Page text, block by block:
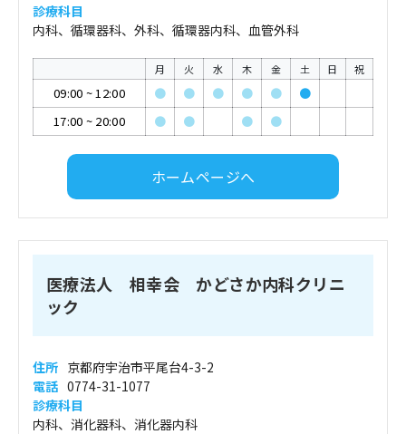
診療科目
内科、循環器科、外科、循環器内科、血管外科
月 火 水 木 金 土 日 祝
09:00 ~12:00 ● ● ● ● ●
●
17:00 ~ 20:00 ● ● ● ●
ホームページへ
医療法人 相幸会 かどさか内科クリニ
ック
住所 京都府宇治市平尾台4-3-2
電話 0774-31-1077
診療科目
内科、消化器科、消化器内科